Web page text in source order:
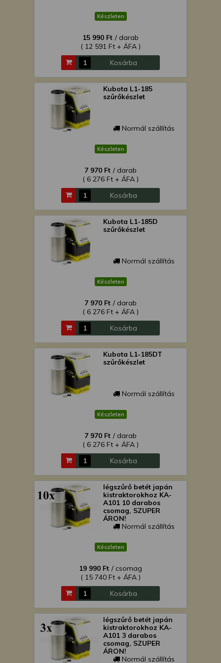
Készleten
15 990 Ft / darab
( 12 591 Ft + ÁFA )
Kosárba
Kubota L1-185
szűrőkészlet
Normál szállítás
Készleten
7 970 Ft / darab
( 6 276 Ft + ÁFA )
Kosárba
Kubota L1-185D
szűrőkészlet
Normál szállítás
Készleten
7 970 Ft / darab
( 6 276 Ft + ÁFA )
Kosárba
Kubota L1-185DT
szűrőkészlet
Normál szállítás
Készleten
7 970 Ft / darab
( 6 276 Ft + ÁFA )
Kosárba
légszűrő betét japán
kistraktorokhoz KA-
A101 10 darabos
csomag, SZUPER
ÁRON!
Normál szállítás
Készleten
19 990 Ft / csomag
( 15 740 Ft + ÁFA )
Kosárba
légszűrő betét japán
kistraktorokhoz KA-
A101 3 darabos
csomag, SZUPER
ÁRON!
Normál szállítás